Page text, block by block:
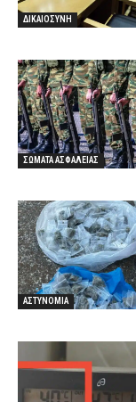
ΔΙΚΑΙΟΣΥΝΗ
ΣΩΜΑΤΑ ΑΣΦΑΛΕΙΑΣ
ΑΣΤΥΝΟΜΙΑ